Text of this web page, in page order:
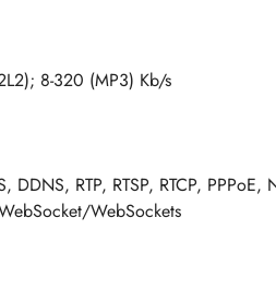
8-320 (MP3) Kb/s
DDNS, RTP, RTSP, RTCP, PPPoE,
WebSockets